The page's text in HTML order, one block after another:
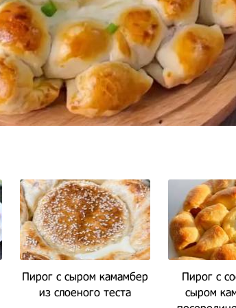
Пирог с сыром камамбер
из слоеного теста
Пирог с
сыром